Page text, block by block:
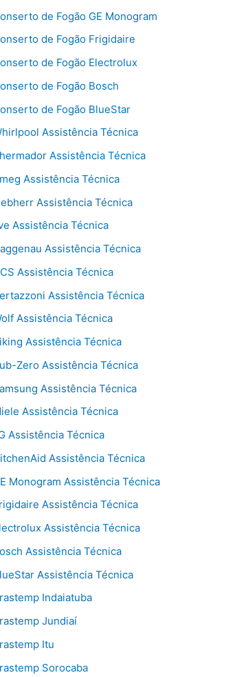
de Fogão GE Monogram
de Fogão Frigidaire
de Fogão Electrolux
de Fogão Bosch
de Fogão BlueStar
Assistência Técnica
Assistência Técnica
Assistência Técnica
Assistência Técnica
Assistência Técnica
Assistência Técnica
Assistência Técnica
Assistência Técnica
Assistência Técnica
Assistência Técnica
Zero Assistência Técnica
Assistência Técnica
Assistência Técnica
Assistência Técnica
Assistência Técnica
Monogram Assistência Técnica
Assistência Técnica
Assistência Técnica
Assistência Técnica
Assistência Técnica
Indaiatuba
Jundiaí
Itu
Sorocaba